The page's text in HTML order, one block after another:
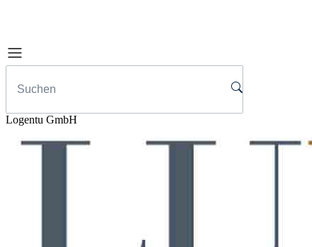
Logentu GmbH